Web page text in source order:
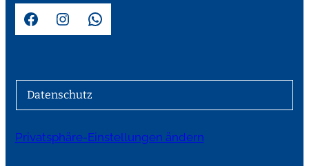
Facebook Instagram WhatsApp
Datenschutz
Privatsphäre-Einstellungen ändern